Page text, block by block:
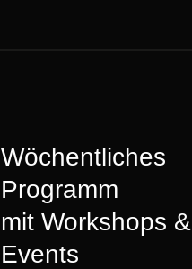
Wöchentliches
Programm
mit Workshops &
Events